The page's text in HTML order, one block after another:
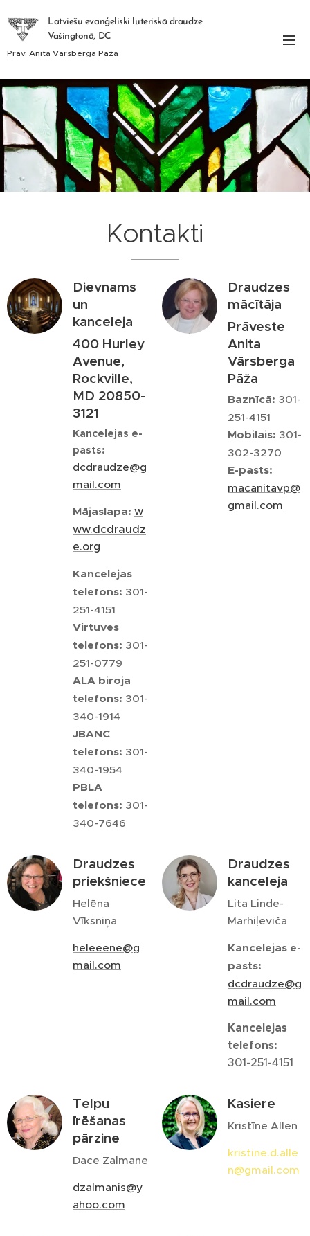
Latviešu evanģeliski luteriskā draudze
Vašingtonā, DC
Prāv. Anita Vārsberga Pāža
Kontakti
Dievnams
un
kanceleja
400 Hurley
Avenue,
Rockville,
MD 20850-
3121
Kancelejas e-
pasts:
dcdraudze@g
mail.com
Mājaslapa: w
ww.dcdraudz
e.org
Kancelejas
telefons: 301-
251-4151
Virtuves
telefons: 301-
251-0779
ALA biroja
telefons: 301-
340-1914
JBANC
telefons: 301-
340-1954
PBLA
telefons: 301-
340-7646
Draudzes
mācītāja
Prāveste
Anita
Vārsberga
Pāža
Baznīcā: 301-
251-4151
Mobilais: 301-
302-3270
E-pasts:
macanitavp@
gmail.com
Draudzes
priekšniece
Helēna
Vīksniņa
heleeene@g
mail.com
Draudzes
kanceleja
Lita Linde-
Marhiļeviča
Kancelejas e-
pasts:
dcdraudze@g
mail.com
Kancelejas
telefons:
301-251-4151
Telpu
īrēšanas
pārzine
Dace Zalmane
dzalmanis@y
ahoo.com
Kasiere
Kristīne Allen
kristine.d.alle
n@gmail.com